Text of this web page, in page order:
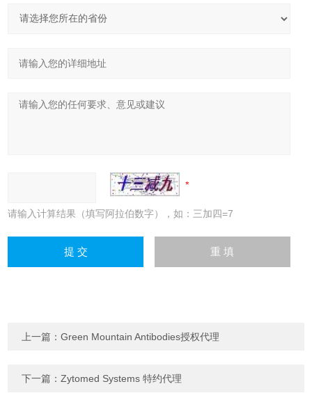
请输入计算结果（填写阿拉伯数字），如：三加四=7
上一篇：Green Mountain Antibodies授权代理
下一篇：Zytomed Systems 特约代理